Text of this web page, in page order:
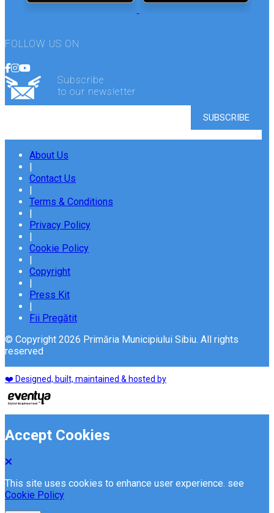
FOLLOW US ON
Subscribe
to our newsletter
About Us
Contact Us
Terms & Conditions
Privacy Policy
Cookie Policy
Copyright
Press Kit
Fii Pregătit
© Copyright 2026 Primăria Municipiului Sibiu. All rights
reserved
❤️ Designed, built, maintained & hosted by
Accept Cookies
This site uses cookies to enhance user experience. see
Cookie Policy